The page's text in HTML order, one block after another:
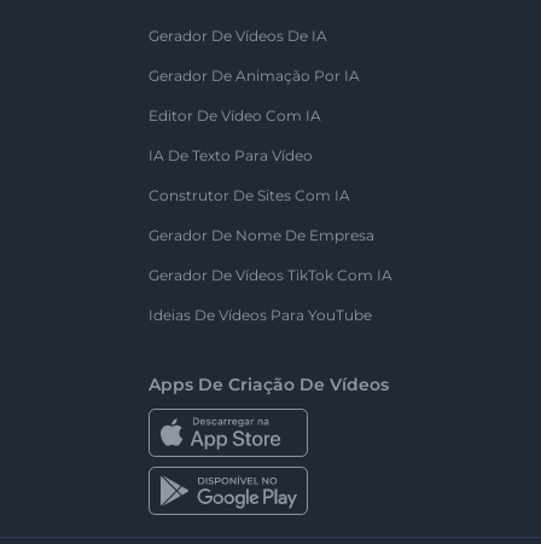
Gerador De Vídeos De IA
Gerador De Animação Por IA
Editor De Vídeo Com IA
IA De Texto Para Vídeo
Construtor De Sites Com IA
Gerador De Nome De Empresa
Gerador De Vídeos TikTok Com IA
Ideias De Vídeos Para YouTube
Apps De Criação De Vídeos